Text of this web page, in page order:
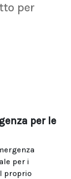
per
per le
per i
proprio